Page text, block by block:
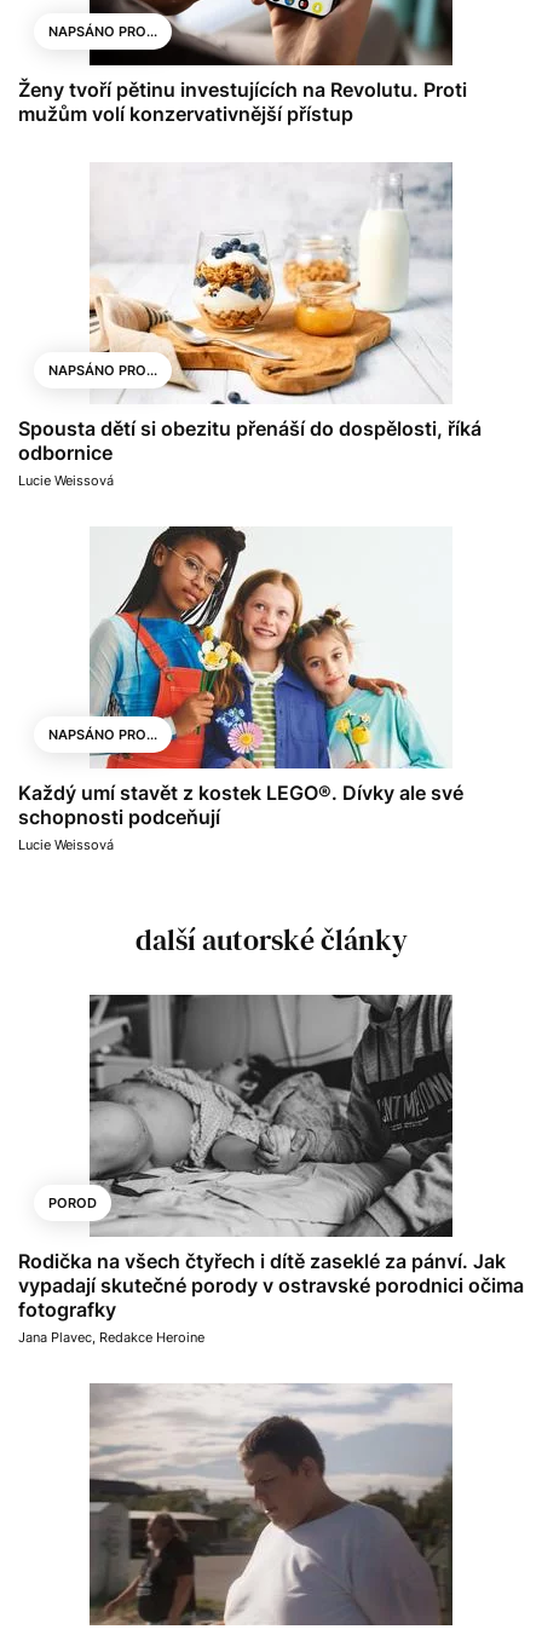
NAPSÁNO PRO...
Ženy tvoří pětinu investujících na Revolutu. Proti
mužům volí konzervativnější přístup
NAPSÁNO PRO...
Spousta dětí si obezitu přenáší do dospělosti, říká
odbornice
Lucie Weissová
NAPSÁNO PRO...
Každý umí stavět z kostek LEGO®. Dívky ale své
schopnosti podceňují
Lucie Weissová
další autorské články
POROD
Rodička na všech čtyřech i dítě zaseklé za pánví. Jak
vypadají skutečné porody v ostravské porodnici očima
fotografky
Jana Plavec, Redakce Heroine